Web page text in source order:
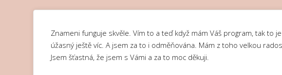
Znameni funguje skvěle. Vím to a teď když mám Váš program, tak to je
úžasný ještě víc. A jsem za to i odměňována. Mám z toho velkou
Jsem šťastná, že jsem s Vámi a za to moc děkuji.